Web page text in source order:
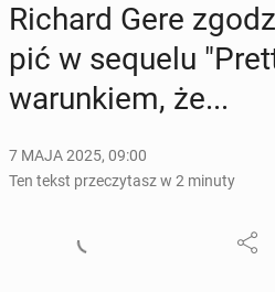
Richard Gere
pić w sequelu
wa­run­kiem, że...
7 MAJA 2025, 09:00
Ten tekst przeczytasz w 2 minuty